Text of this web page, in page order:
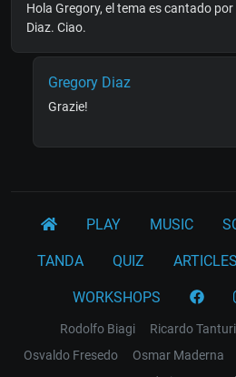
Hola Gregory, el tema es cantado
Diaz. Ciao.
Gregory Diaz
Grazie!
PLAY MUSIC
TANDA QUIZ ARTICLES
WORKSHOPS
Rodolfo Biagi Ricardo Tanturi
Osvaldo Fresedo
Osmar Maderna